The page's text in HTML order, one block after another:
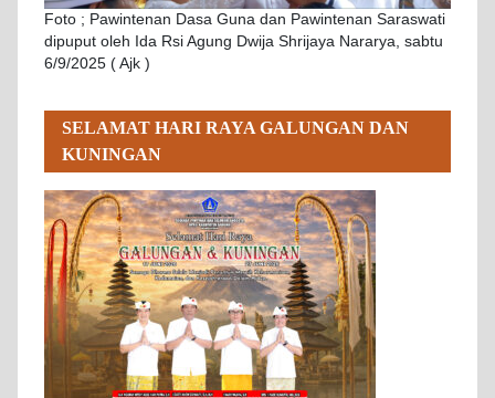
Foto ; Pawintenan Dasa Guna dan Pawintenan Saraswati
dipuput oleh Ida Rsi Agung Dwija Shrijaya Nararya, sabtu
6/9/2025 ( Ajk )
SELAMAT HARI RAYA GALUNGAN DAN
KUNINGAN